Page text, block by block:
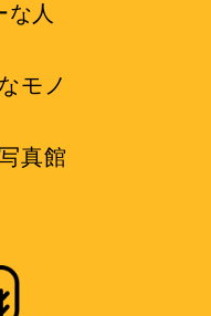
な人
モノ
真館